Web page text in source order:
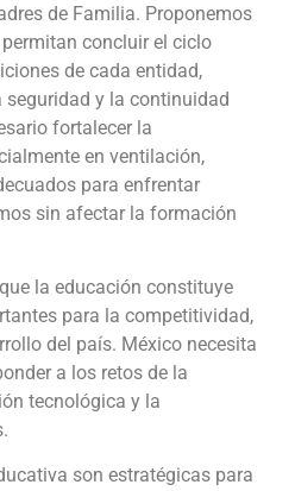
de Familia. Proponemos
concluir el ciclo
de cada entidad,
seguridad y la continuidad
fortalecer la
en ventilación,
para enfrentar
sin afectar la formación
la educación constituye
para la competitividad,
del país. México necesita
a los retos de la
tecnológica y la
son estratégicas para